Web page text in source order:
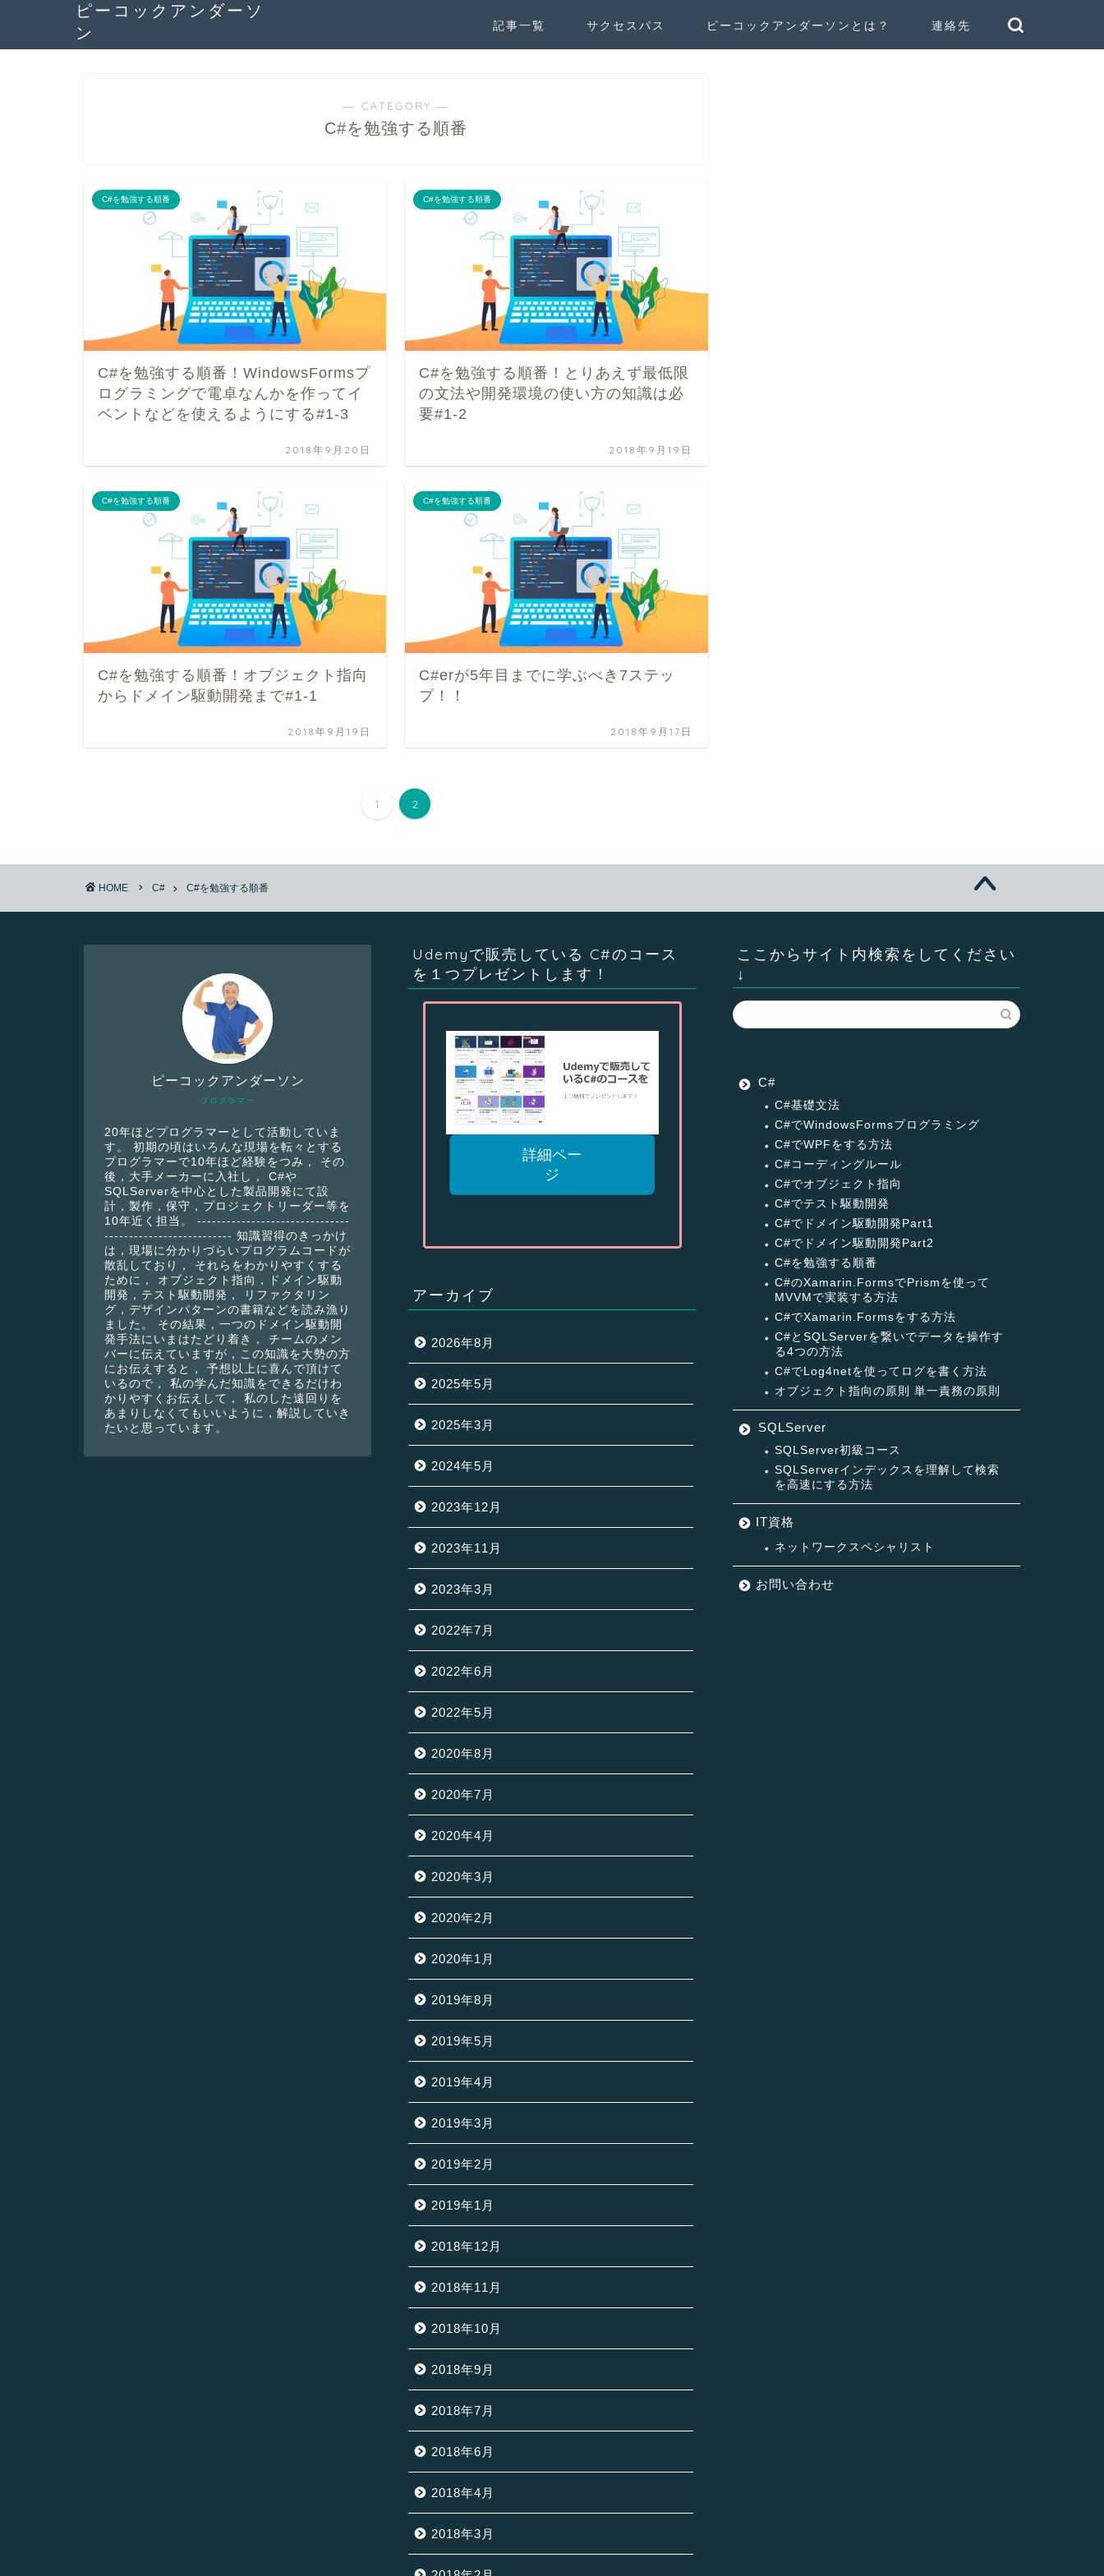
ピーコックアンダーソ
ン
記事一覧 サクセスパス ピーコックアンダーソンとは？ 連絡先
― CATEGORY ―
C#を勉強する順番
C#を勉強する順番
C#を勉強する順番！WindowsFormsプ
ログラミングで電卓なんかを作ってイ
ベントなどを使えるようにする#1-3
2018年9月20日
C#を勉強する順番
C#を勉強する順番！とりあえず最低限
の文法や開発環境の使い方の知識は必
要#1-2
2018年9月19日
C#を勉強する順番
C#を勉強する順番！オブジェクト指向
からドメイン駆動開発まで#1-1
2018年9月19日
C#を勉強する順番
C#erが5年目までに学ぶべき7ステッ
プ！！
2018年9月17日
1 2
HOME C# C#を勉強する順番
プログラマー
ピーコックアンダーソン
20年ほどプログラマーとして活動していま
す。 初期の頃はいろんな現場を転々とする
プログラマーで10年ほど経験をつみ， その
後，大手メーカーに入社し， C#や
SQLServerを中心とした製品開発にて設
計，製作，保守，プロジェクトリーダー等を
10年近く担当。 -------------------------------
-------------------------- 知識習得のきっかけ
は，現場に分かりづらいプログラムコードが
散乱しており， それらをわかりやすくする
ために， オブジェクト指向，ドメイン駆動
開発，テスト駆動開発， リファクタリン
グ，デザインパターンの書籍などを読み漁り
ました。 その結果，一つのドメイン駆動開
発手法にいまはたどり着き， チームのメン
バーに伝えていますが，この知識を大勢の方
にお伝えすると， 予想以上に喜んで頂けて
いるので， 私の学んだ知識をできるだけわ
かりやすくお伝えして， 私のした遠回りを
あまりしなくてもいいように，解説していき
たいと思っています。
Udemyで販売している C#のコース
を１つプレゼントします！
詳細ペー
ジ
アーカイブ
2026年8月
2025年5月
2025年3月
2024年5月
2023年12月
2023年11月
2023年3月
2022年7月
2022年6月
2022年5月
2020年8月
2020年7月
2020年4月
2020年3月
2020年2月
2020年1月
2019年8月
2019年5月
2019年4月
2019年3月
2019年2月
2019年1月
2018年12月
2018年11月
2018年10月
2018年9月
2018年7月
2018年6月
2018年4月
2018年3月
ここからサイト内検索をしてください
↓
C#
C#基礎文法
C#でWindowsFormsプログラミング
C#でWPFをする方法
C#コーディングルール
C#でオブジェクト指向
C#でテスト駆動開発
C#でドメイン駆動開発Part1
C#でドメイン駆動開発Part2
C#を勉強する順番
C#のXamarin.FormsでPrismを使って
MVVMで実装する方法
C#でXamarin.Formsをする方法
C#とSQLServerを繋いでデータを操作す
る4つの方法
C#でLog4netを使ってログを書く方法
オブジェクト指向の原則 単一責務の原則
SQLServer
SQLServer初級コース
SQLServerインデックスを理解して検索
を高速にする方法
IT資格
ネットワークスペシャリスト
お問い合わせ